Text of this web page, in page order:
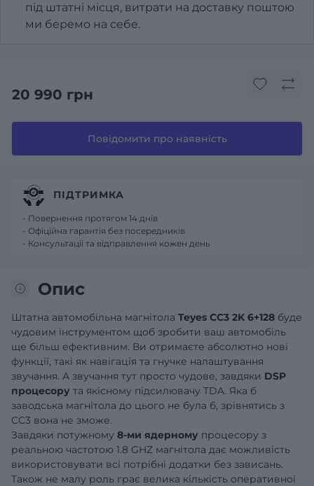
під штатні місця, витрати на доставку поштою
ми беремо на себе.
20 990 грн
Повідомити про наявність
Опис
Штатна автомобільна магнітола Teyes CC3 2K 6+128 буде
чудовим інструментом щоб зробити ваш автомобіль
ще більш ефективним. Ви отримаєте абсолютно нові
функції, такі як навігація та гнучке налаштування
звучання. А звучання тут просто чудове, завдяки DSP
процесору та якісному підсилювачу TDA. Яка б
заводська магнітола до цього не була б, зрівнятись з
CC3 вона не зможе.
Завдяки потужному 8-ми ядерному процесору з
реальною частотою 1.8 GHZ магнітола дає можливість
використовувати всі потрібні додатки без зависань.
Також не малу роль грає велика кількість оперативної
ПІДТРИМКА
- Повернення протягом 14 днів
- Офіційна гарантія без посередників
- Консультації та відправлення кожен день